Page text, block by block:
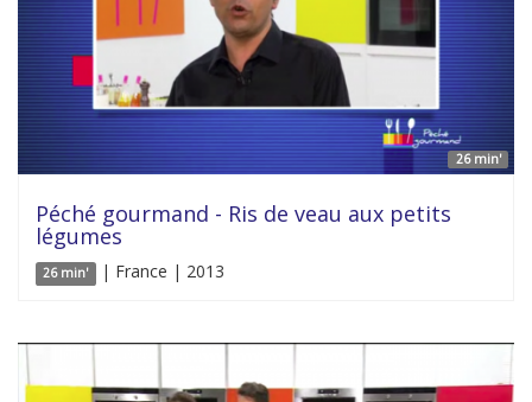
26 min'
Péché gourmand - Ris de veau aux petits
légumes
26 min' | France | 2013